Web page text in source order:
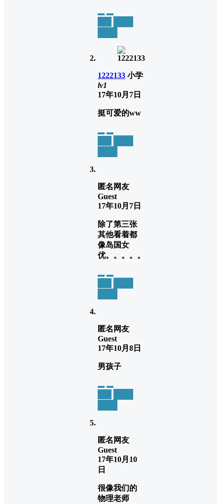
1222133 小学
lv1
17年10月7日
挺可爱的ww
匿名网友
Guest
17年10月7日
除了第三张
其他看着都
像岛国女
优。。。。。
匿名网友
Guest
17年10月8日
男孩子
匿名网友
Guest
17年10月10
日
很像我们的
物理老师